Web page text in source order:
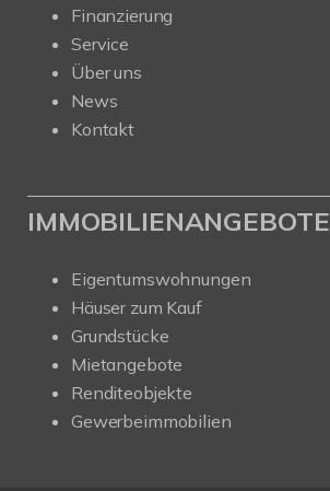
Finanzierung
Service
Über uns
News
Kontakt
IMMOBILIENANGEBOTE
Eigentumswohnungen
Häuser zum Kauf
Grundstücke
Mietangebote
Renditeobjekte
Gewerbeimmobilien